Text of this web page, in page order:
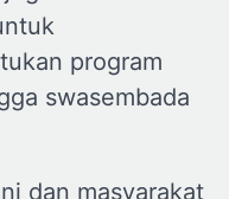
program
swasembada
dan masyarakat